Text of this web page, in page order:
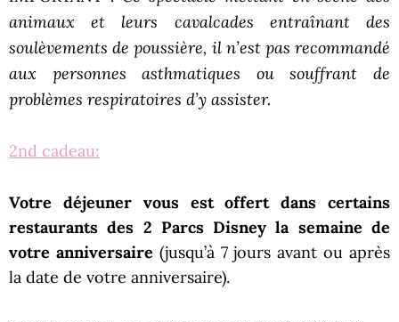
animaux et leurs cavalcades entraînant des
soulèvements de poussière, il n’est pas recommandé
aux personnes asthmatiques ou souffrant de
problèmes respiratoires d’y assister.
2nd cadeau:
Votre déjeuner vous est offert dans certains
restaurants des 2 Parcs Disney la semaine de
votre anniversaire (jusqu’à 7 jours avant ou après
la date de votre anniversaire).